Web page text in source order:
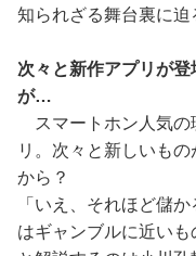
知られざる舞台裏に迫
次々と新作アプリが
が…
スマートホン人気の
リ。次々と新しいも
から？
「いえ、それほど儲
はギャンブルに近いも